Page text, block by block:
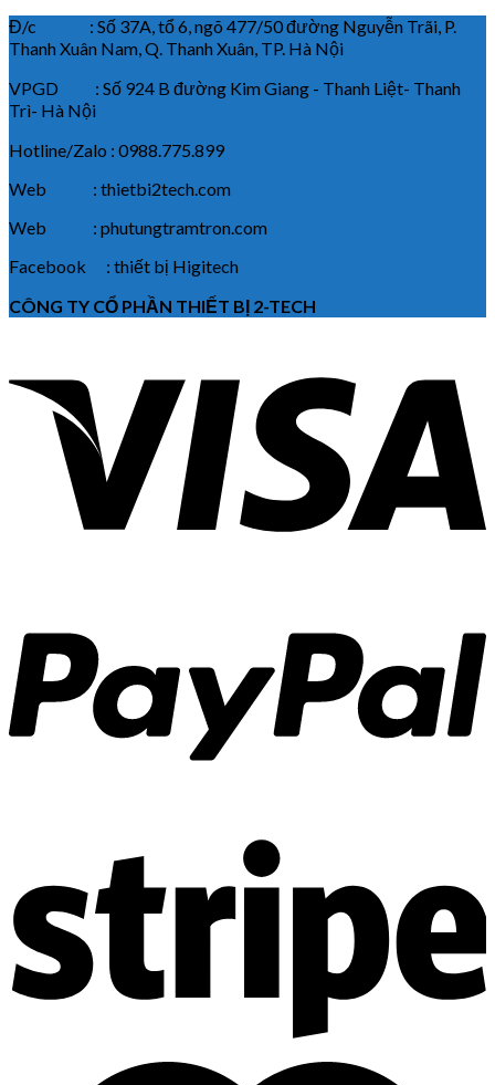
Đ/c : Số 37A, tổ 6, ngõ 477/50 đường Nguyễn Trãi, P.
Thanh Xuân Nam, Q. Thanh Xuân, TP. Hà Nội
VPGD : Số 924 B đường Kim Giang - Thanh Liệt- Thanh
Trì- Hà Nội
Hotline/Zalo : 0988.775.899
Web : thietbi2tech.com
Web : phutungtramtron.com
Facebook : thiết bị Higitech
CÔNG TY CỔ PHẦN THIẾT BỊ 2-TECH